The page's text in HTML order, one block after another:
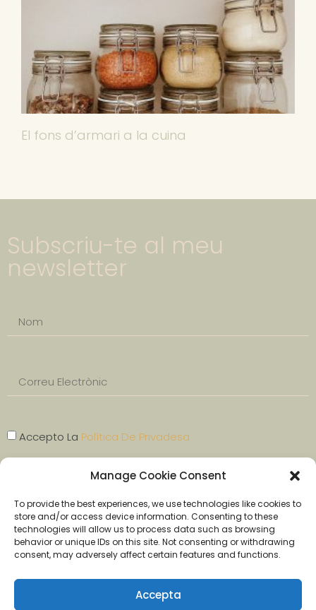
Manage Cookie Consent
To provide the best experiences, we use technologies like cookies to
store and/or access device information. Consenting to these
technologies will allow us to process data such as browsing
behavior or unique IDs on this site. Not consenting or withdrawing
consent, may adversely affect certain features and functions.
Accepta
El fons d’armari a la cuina
Subscriu-te al meu
newsletter
Accepto La Política De Privadesa